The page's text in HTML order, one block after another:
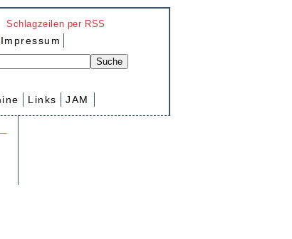
Schlagzeilen per RSS
Impressum
Links JAM